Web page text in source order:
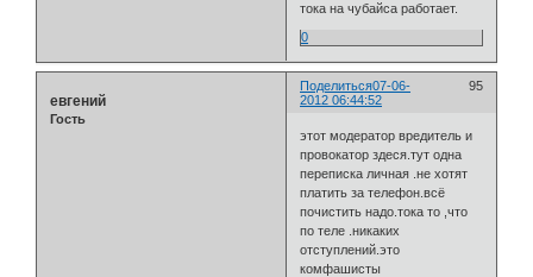
тока на чубайса работает.
0
Поделиться 95
07-06-
2012 06:44:52
евгений
Гость
этот модератор вредитель и
провокатор здеся.тут одна
переписка личная .не хотят
платить за телефон.всё
почистить надо.тока то ,что
по теле .никаких
отступлений.это
комфашисты